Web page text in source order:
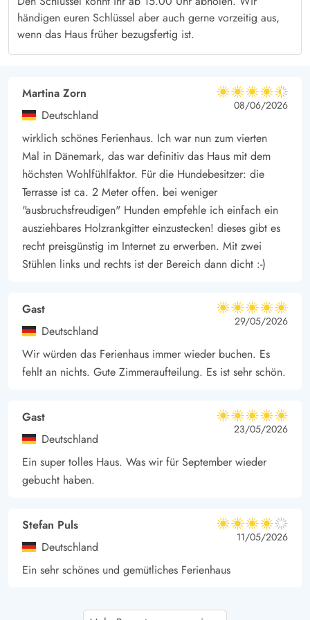
erfahren. Außerdem sind Tagestrips zu den umliegenden
Städten und Sehenswürdigkeiten Dänemarks leicht von
Houstrup aus zu realisieren.
händigen euren Schlüssel aber auch gerne vorzeitig aus,
wenn das Haus früher bezugsfertig ist.
Martina Zorn
Deutschland
4.5 von 5
4.5 von 5
4.5 out of 5
08/06/2026
wirklich schönes Ferienhaus. Ich war nun zum vierten
Mal in Dänemark, das war definitiv das Haus mit dem
höchsten Wohlfühlfaktor. Für die Hundebesitzer: die
Terrasse ist ca. 2 Meter offen. bei weniger
"ausbruchsfreudigen" Hunden empfehle ich einfach ein
ausziehbares Holzrankgitter einzustecken! dieses gibt es
recht preisgünstig im Internet zu erwerben. Mit zwei
Stühlen links und rechts ist der Bereich dann dicht :-)
Gast
Deutschland
5 von 5
5 von 5
5 out of 5
29/05/2026
Wir würden das Ferienhaus immer wieder buchen. Es
fehlt an nichts. Gute Zimmeraufteilung. Es ist sehr schön.
Gast
Deutschland
5 von 5
5 von 5
5 out of 5
23/05/2026
Ein super tolles Haus. Was wir für September wieder
gebucht haben.
Stefan Puls
Deutschland
4 von 5
4 von 5
4 out of 5
11/05/2026
Ein sehr schönes und gemütliches Ferienhaus